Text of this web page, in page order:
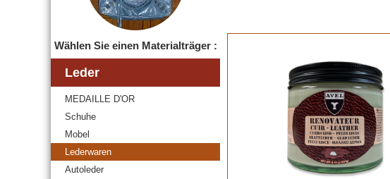
Wählen Sie einen Materialträger :
Leder
MEDAILLE D'OR
Schuhe
Mobel
Lederwaren
Autoleder